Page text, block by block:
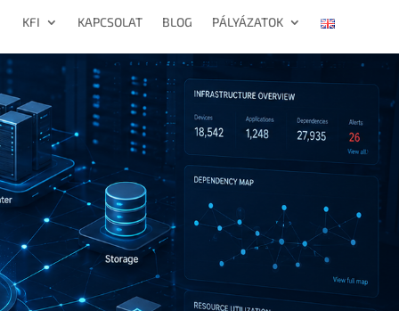
KFI KAPCSOLAT BLOG PÁLYÁZATOK